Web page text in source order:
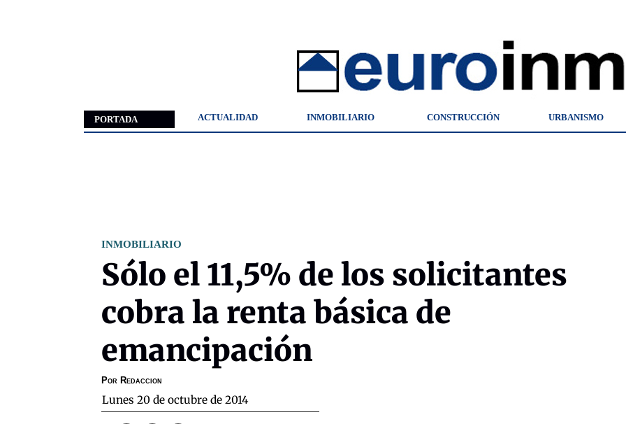
PORTADA ACTUALIDAD INMOBILIARIO CONSTRUCCIÓN URBANISMO
INMOBILIARIO
Sólo el 11,5% de los solicitantes
cobra la renta básica de
emancipación
Por Redaccion
lunes 20 de octubre de 2014